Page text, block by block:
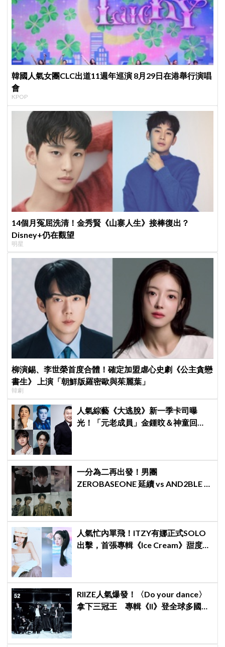
韓國人氣女團CLC出道11週年巡演 8月29日在港舉行演唱
會
KPOP
14個月冤屈洗清！金秀賢《山寨人生》接棒復出？
Disney+仍在觀望
明星
柳演錫、李世榮首度合體！確定加盟虐心史劇《公主貪戀
書生》 上演「朝鮮版羅密歐與茱麗葉」
韓劇
人氣綜藝《大逃脫》新一季卡司曝
光！「元老成員」金鍾旼＆神童回
一分為二再出發！男團
ZEROBASEONE 延續 vs AND2BLE 重
人氣忙內單飛！ITZY有娜正式SOLO
出擊，首張專輯《Ice Cream》甜度爆
RIIZE人氣爆發！〈Do your dance〉
拿下三冠王 專輯《II》登全球多國排